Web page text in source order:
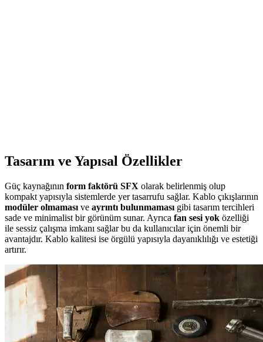
Tasarım ve Yapısal Özellikler
Güç kaynağının form faktörü SFX olarak belirlenmiş olup
kompakt yapısıyla sistemlerde yer tasarrufu sağlar. Kablo çıkışlarının
modüler olmaması ve ayrıntı bulunmaması gibi tasarım tercihleri
sade ve minimalist bir görünüm sunar. Ayrıca fan sesi yok özelliği
ile sessiz çalışma imkanı sağlar bu da kullanıcılar için önemli bir
avantajdır. Kablo kalitesi ise örgülü yapısıyla dayanıklılığı ve estetiği
artırır.